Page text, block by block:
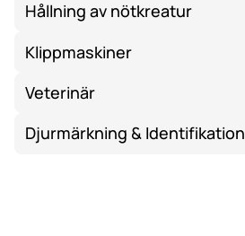
Hållning av nötkreatur
Klippmaskiner
Veterinär
Djurmärkning & Identifikation